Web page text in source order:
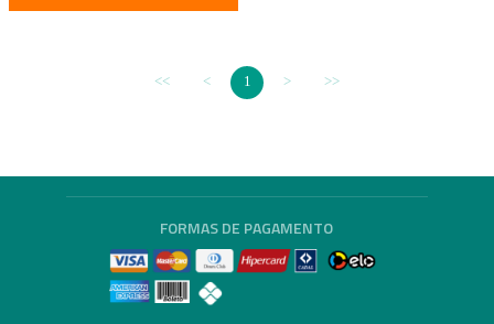
1
FORMAS DE PAGAMENTO